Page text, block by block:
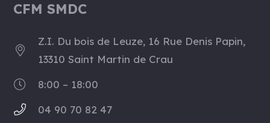
CFM SMDC
Z.I. Du bois de Leuze, 16 Rue Denis Papin,
13310 Saint Martin de Crau
8:00 – 18:00
04 90 70 82 47